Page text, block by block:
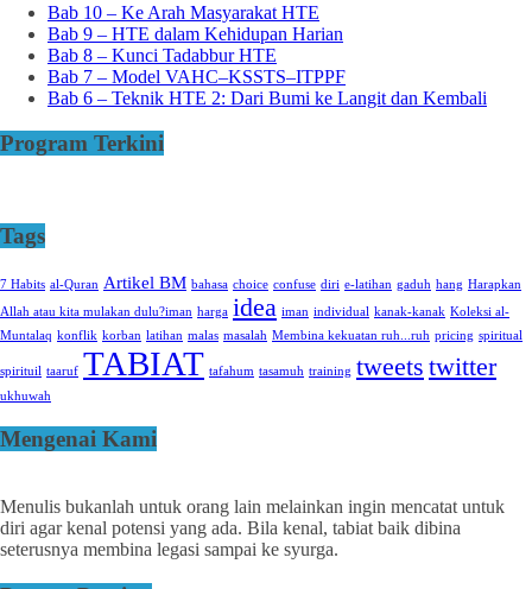
Bab 10 – Ke Arah Masyarakat HTE
Bab 9 – HTE dalam Kehidupan Harian
Bab 8 – Kunci Tadabbur HTE
Bab 7 – Model VAHC–KSSTS–ITPPF
Bab 6 – Teknik HTE 2: Dari Bumi ke Langit dan Kembali
Program Terkini
Tags
7 Habits al-Quran Artikel BM bahasa choice confuse diri e-latihan gaduh hang Harapkan
Allah atau kita mulakan dulu?iman harga idea iman individual kanak-kanak Koleksi al-
Muntalaq konflik korban latihan malas masalah Membina kekuatan ruh...ruh pricing spiritual
spirituil taaruf TABIAT tafahum tasamuh training tweets twitter
ukhuwah
Mengenai Kami
Menulis bukanlah untuk orang lain melainkan ingin mencatat untuk
diri agar kenal potensi yang ada. Bila kenal, tabiat baik dibina
seterusnya membina legasi sampai ke syurga.